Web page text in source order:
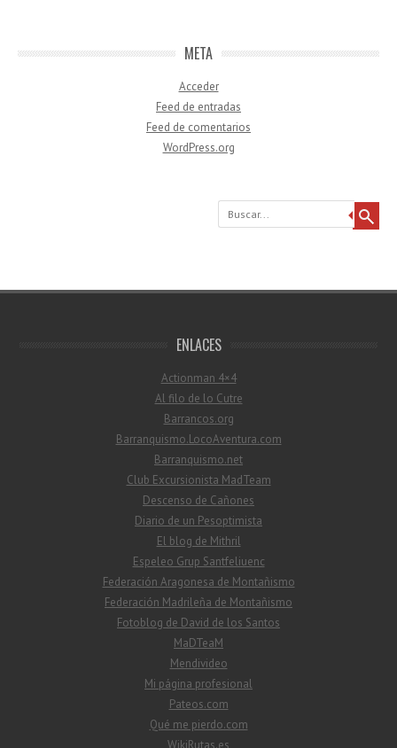
META
Acceder
Feed de entradas
Feed de comentarios
WordPress.org
Buscar
ENLACES
Actionman 4×4
Al filo de lo Cutre
Barrancos.org
Barranquismo.LocoAventura.com
Barranquismo.net
Club Excursionista MadTeam
Descenso de Cañones
Diario de un Pesoptimista
El blog de Mithril
Espeleo Grup Santfeliuenc
Federación Aragonesa de Montañismo
Federación Madrileña de Montañismo
Fotoblog de David de los Santos
MaDTeaM
Mendivideo
Mi página profesional
Pateos.com
Qué me pierdo.com
WikiRutas.es